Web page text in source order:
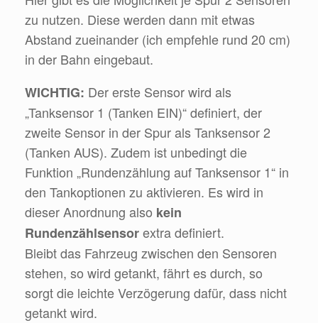
zu nutzen. Diese werden dann mit etwas
Abstand zueinander (ich empfehle rund 20 cm)
in der Bahn eingebaut.
WICHTIG: Der erste Sensor wird als
„Tanksensor 1 (Tanken EIN)“ definiert, der
zweite Sensor in der Spur als Tanksensor 2
(Tanken AUS). Zudem ist unbedingt die
Funktion „Rundenzählung auf Tanksensor 1“ in
den Tankoptionen zu aktivieren. Es wird in
dieser Anordnung also kein
Rundenzählsensorextra definiert.
Bleibt das Fahrzeug zwischen den Sensoren
stehen, so wird getankt, fährt es durch, so
sorgt die leichte Verzögerung dafür, dass nicht
getankt wird.